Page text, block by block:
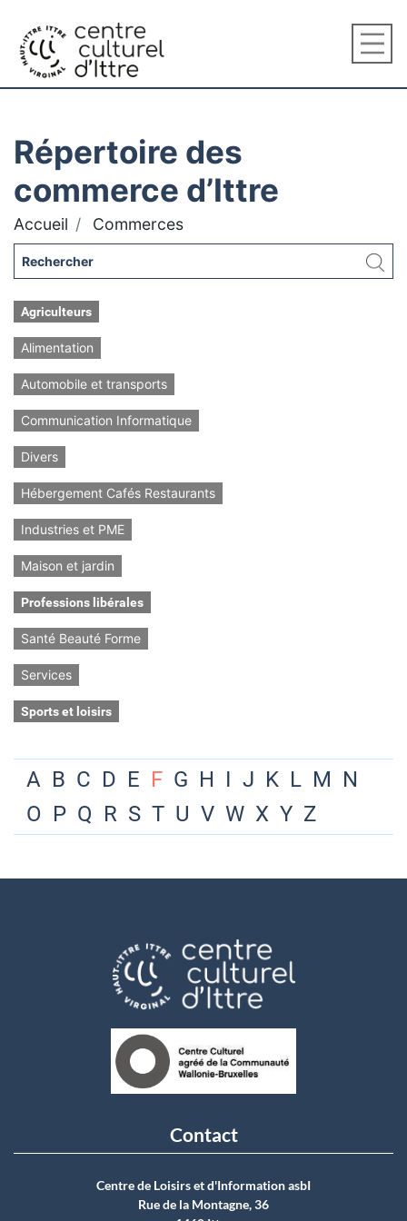
Répertoire des
commerce d’Ittre
Accueil Commerces
Agriculteurs
Alimentation
Automobile et transports
Communication Informatique
Divers
Hébergement Cafés Restaurants
Industries et PME
Maison et jardin
Professions libérales
Santé Beauté Forme
Services
Sports et loisirs
A B C D E F G H I J K L M N
O P Q R S T U V W X Y Z
Contact
Centre de Loisirs et d'Information asbI
Rue de la Montagne, 36